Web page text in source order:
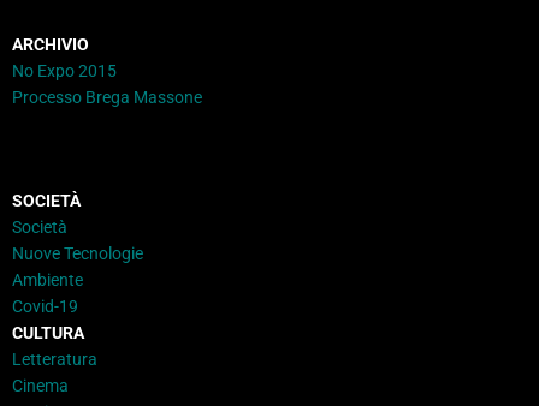
ARCHIVIO
No Expo 2015
Processo Brega Massone
SOCIETÀ
Società
Nuove Tecnologie
Ambiente
Covid-19
CULTURA
Letteratura
Cinema